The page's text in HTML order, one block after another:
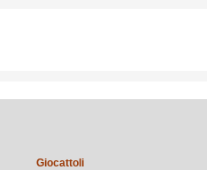
Giocattoli